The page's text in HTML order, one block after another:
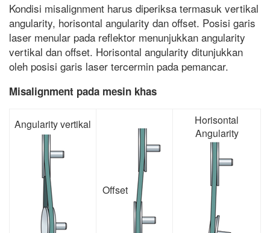
Kondisi misalignment harus diperiksa termasuk vertikal
angularity, horisontal angularity dan offset. Posisi garis
laser menular pada reflektor menunjukkan angularity
vertikal dan offset. Horisontal angularity ditunjukkan
oleh posisi garis laser tercermin pada pemancar.
Misalignment pada mesin khas
Angularity vertikal
Offset
Horisontal
Angularity